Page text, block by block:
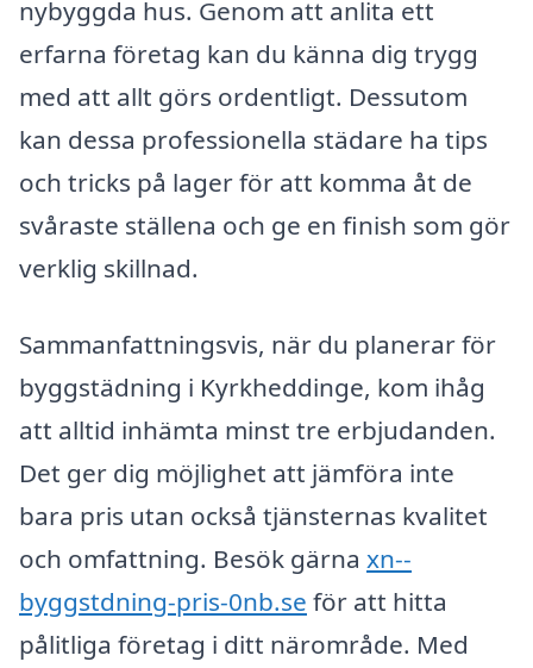
nybyggda hus. Genom att anlita ett
erfarna företag kan du känna dig trygg
med att allt görs ordentligt. Dessutom
kan dessa professionella städare ha tips
och tricks på lager för att komma åt de
svåraste ställena och ge en finish som gör
verklig skillnad.
Sammanfattningsvis, när du planerar för
byggstädning i Kyrkheddinge, kom ihåg
att alltid inhämta minst tre erbjudanden.
Det ger dig möjlighet att jämföra inte
bara pris utan också tjänsternas kvalitet
och omfattning. Besök gärna xn--
byggstdning-pris-0nb.se för att hitta
pålitliga företag i ditt närområde. Med